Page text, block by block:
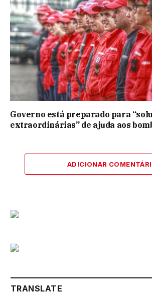
Governo está preparado para
extraordinárias” de ajuda aos
ADICIONAR
TRANSLATE